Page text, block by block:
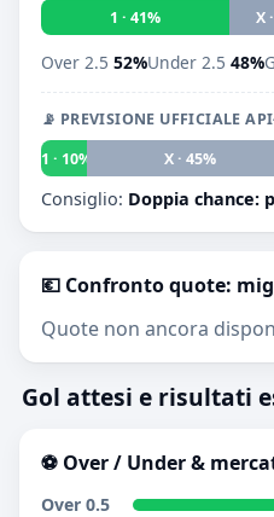
1 · 41% X
Over 2.5 52%Under 2.5 48%
📡 PREVISIONE UFFICIALE
1 · 10%
X · 45%
Consiglio: Doppia chance:
💶 Confronto quote:
Quote non ancora
Gol attesi e risultati
⚽ Over / Under &
Over 0.5